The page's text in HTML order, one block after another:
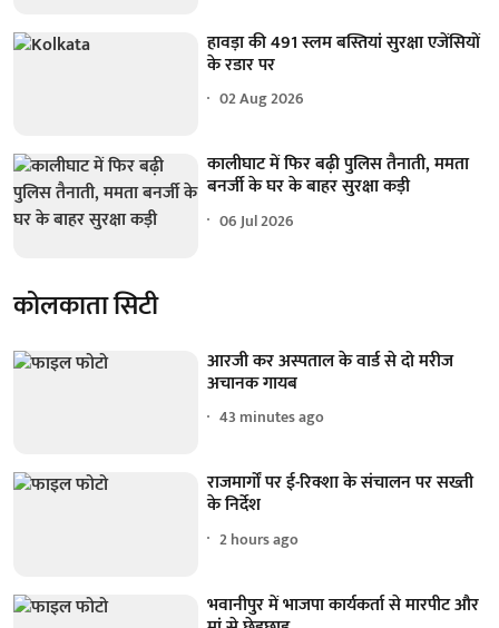
हावड़ा की 491 स्लम बस्तियां सुरक्षा एजेंसियों
के रडार पर
02 Aug 2026
कालीघाट में फिर बढ़ी पुलिस तैनाती, ममता
बनर्जी के घर के बाहर सुरक्षा कड़ी
06 Jul 2026
कोलकाता सिटी
आरजी कर अस्पताल के वार्ड से दो मरीज
अचानक गायब
43 minutes ago
राजमार्गों पर ई-रिक्शा के संचालन पर सख्ती
के निर्देश
2 hours ago
भवानीपुर में भाजपा कार्यकर्ता से मारपीट और